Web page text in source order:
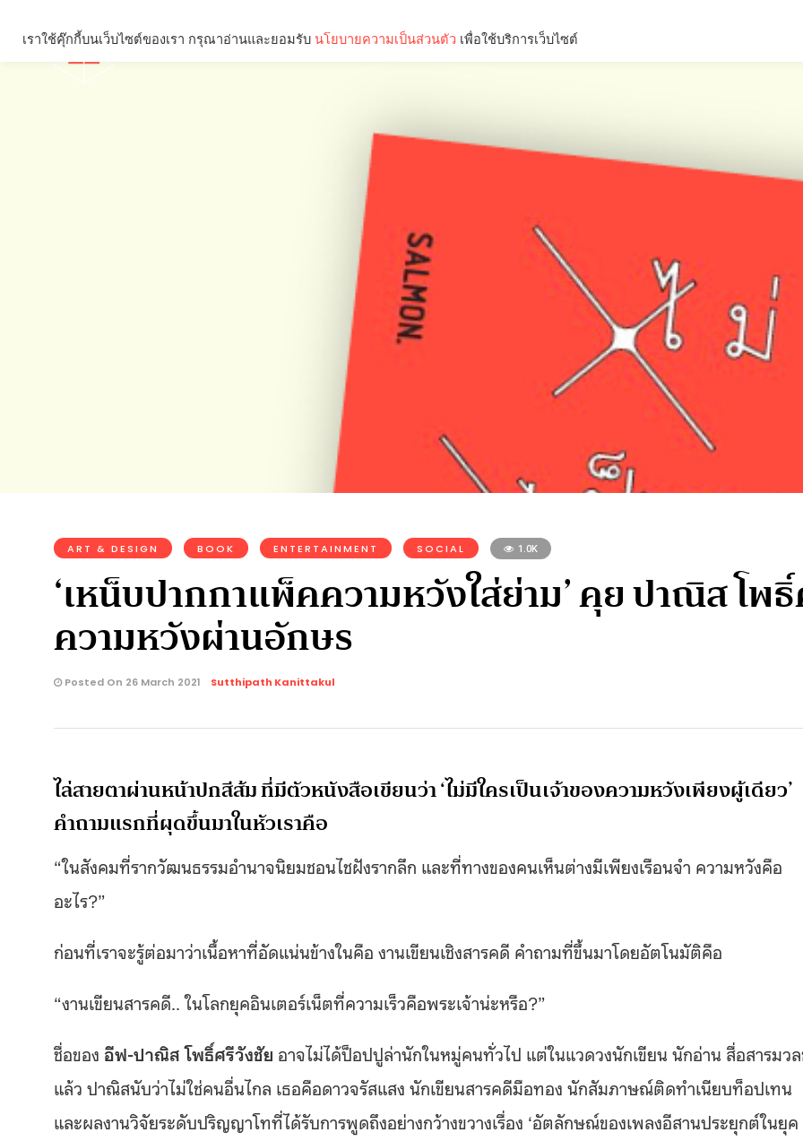
ART & DESIGN BOOK ENTERTAINMENT SOCIAL 1.0K
‘เหน็บปากกาแพ็คความหวังใส่ย่าม’ คุย ปาณิส โ
ความหวังผ่านอักษร
Posted On 26 March 2021 Sutthipath Kanittakul
ไล่สายตาผ่านหน้าปกสีส้ม ที่มีตัวหนังสือเขียนว่า ‘ไม่มีใครเป็นเจ้าของความหวังเพียงผู้เดียว’
คำถามแรกที่ผุดขึ้นมาในหัวเราคือ
“ในสังคมที่รากวัฒนธรรมอำนาจนิยมชอนไชฝังรากลึก และที่ทางของคนเห็นต่างมีเพียงเรือนจำ ความหวังคือ
อะไร?”
ก่อนที่เราจะรู้ต่อมาว่าเนื้อหาที่อัดแน่นข้างในคือ งานเขียนเชิงสารคดี คำถามที่ขึ้นมาโดยอัตโนมัติคือ
“งานเขียนสารคดี.. ในโลกยุคอินเตอร์เน็ตที่ความเร็วคือพระเจ้าน่ะหรือ?”
ชื่อของ อีฟ-ปาณิส โพธิ์ศรีวังชัย อาจไม่ได้ป็อปปูล่านักในหมู่คนทั่วไป แต่ในแวดวงนักเขียน นักอ่าน สื่อสารมว
แล้ว ปาณิสนับว่าไม่ใช่คนอื่นไกล เธอคือดาวจรัสแสง นักเขียนสารคดีมือทอง นักสัมภาษณ์ติดทำเนียบท็อปเทน
และผลงานวิจัยระดับปริญญาโทที่ได้รับการพูดถึงอย่างกว้างขวางเรื่อง ‘อัตลักษณ์ของเพลงอีสานประยุกต์ในยุค
เราใช้คุ๊กกี้บนเว็บไซต์ของเรา กรุณาอ่านและยอมรับ นโยบายความเป็นส่วนตัว เพื่อใช้บริการเว็บไซต์